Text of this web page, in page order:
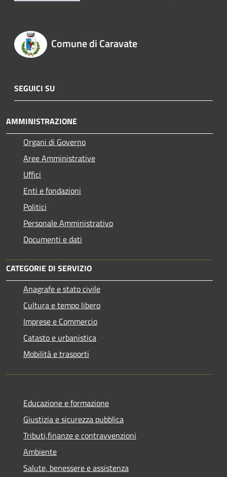
Comune di Caravate
SEGUICI SU
AMMINISTRAZIONE
Organi di Governo
Aree Amministrative
Uffici
Enti e fondazioni
Politici
Personale Amministrativo
Documenti e dati
CATEGORIE DI SERVIZIO
Anagrafe e stato civile
Cultura e tempo libero
Imprese e Commercio
Catasto e urbanistica
Mobilità e trasporti
Educazione e formazione
Giustizia e sicurezza pubblica
Tributi,finanze e contravvenzioni
Ambiente
Salute, benessere e assistenza